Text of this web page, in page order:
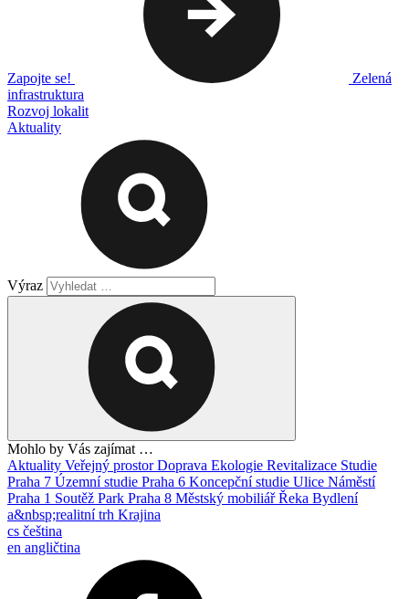
Zapojte se!
Zelená
infrastruktura
Rozvoj lokalit
Aktuality
Výraz
Mohlo by Vás zajímat …
Aktuality Veřejný prostorDoprava Ekologie Revitalizace Studie
Praha 7 Územní studie Praha 6 Koncepční studie Ulice Náměstí
Praha 1 Soutěž Park Praha 8 Městský mobiliářŘeka Bydlení
a&nbsp;realitní trh Krajina
cs čeština
en angličtina